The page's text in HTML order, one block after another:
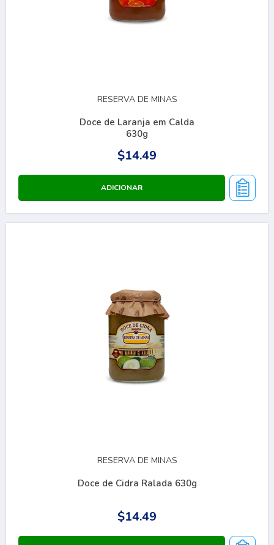
RESERVA DE MINAS
Doce de Laranja em Calda
630g
$14.49
RESERVA DE MINAS
Doce de Cidra Ralada 630g
$14.49